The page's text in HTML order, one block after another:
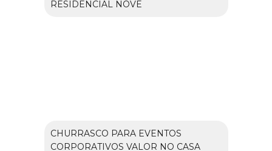
RESIDENCIAL NOVE
CHURRASCO PARA EVENTOS
CORPORATIVOS VALOR NO CASA